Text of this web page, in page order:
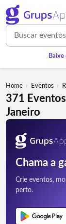
Baixe
Home › Eventos ›
371
Janeiro
Chama a
Crie eventos,
perto.